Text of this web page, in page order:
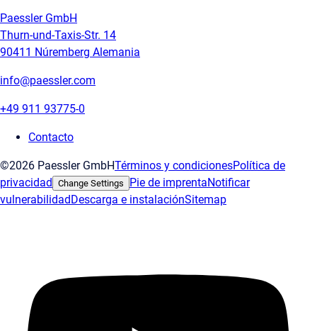
Paessler GmbH
Thurn-und-Taxis-Str. 14
90411 Núremberg Alemania
info@paessler.com
+49 911 93775-0
Contacto
©2026 Paessler GmbHTérminos y condicionesPolítica de
privacidad Change Settings Pie de imprentaNotificar
vulnerabilidadDescarga e instalaciónSitemap